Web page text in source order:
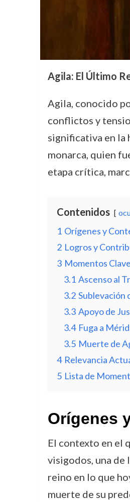
Agila: El Último
Agila, conocido
conflictos y
significativa en la
monarca, quien
etapa crítica,
Contenidos
1 Orígenes y
2 Logros y
3 Momentos
3.1 Ascenso al
3.2 Sublevación
3.3 Apoyo de
3.4 Fuga a
3.5 Muerte de
4 Relevancia
5 Lista de
Orígenes
El contexto en el
visigodos, una de
reino en lo que
muerte de su